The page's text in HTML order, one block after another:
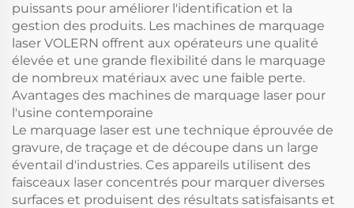
puissants pour améliorer l'identification et la
gestion des produits. Les machines de marquage
laser VOLERN offrent aux opérateurs une qualité
élevée et une grande flexibilité dans le marquage
de nombreux matériaux avec une faible perte.
Avantages des machines de marquage laser pour
l'usine contemporaine
Le marquage laser est une technique éprouvée de
gravure, de traçage et de découpe dans un large
éventail d'industries. Ces appareils utilisent des
faisceaux laser concentrés pour marquer diverses
surfaces et produisent des résultats satisfaisants et